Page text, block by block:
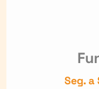
Seg.